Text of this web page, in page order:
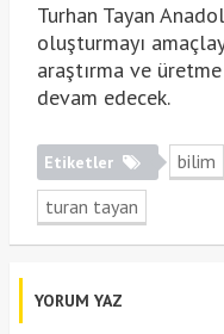
Turhan Tayan
oluşturmayı
araştırma ve
devam edecek.
Etiketler bilim
turan tayan
YORUM YAZ